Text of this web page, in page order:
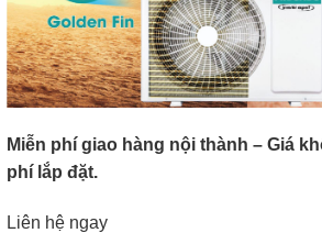
Miễn phí giao hàng nội thành – Giá
phí lắp đặt.
Liên hệ ngay